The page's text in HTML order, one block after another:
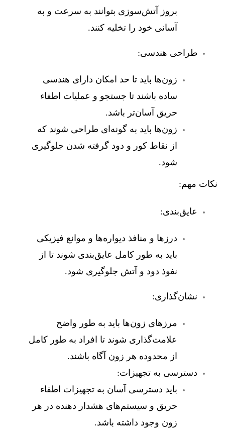
بروز آتش‌سوزی بتوانند به سرعت و به
آسانی خود را تخلیه کنند.
طراحی هندسی:
زون‌ها باید تا حد امکان دارای هندسی
ساده باشند تا جستجو و عملیات اطفاء
حریق آسان‌تر باشد.
زون‌ها باید به گونه‌ای طراحی شوند که
از نقاط کور و دود گرفته شدن جلوگیری
شود.
نکات مهم:
عایق‌بندی:
درزها و منافذ دیواره‌ها و موانع فیزیکی
باید به طور کامل عایق‌بندی شوند تا از
نفوذ دود و آتش جلوگیری شود.
نشان‌گذاری:
مرزهای زون‌ها باید به طور واضح
علامت‌گذاری شوند تا افراد به طور کامل
از محدوده هر زون آگاه باشند.
دسترسی به تجهیزات:
باید دسترسی آسان به تجهیزات اطفاء
حریق و سیستم‌های هشدار دهنده در هر
زون وجود داشته باشد.